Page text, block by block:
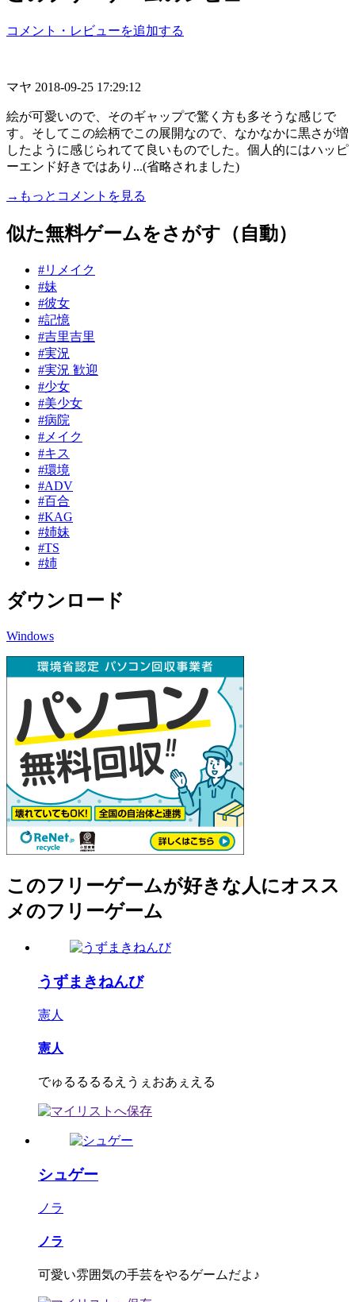
コメント・レビューを追加する
マヤ 2018-09-25 17:29:12
絵が可愛いので、そのギャップで驚く方も多そうな感じで
す。そしてこの絵柄でこの展開なので、なかなかに黒さが増
したように感じられてて良いものでした。個人的にはハッピ
ーエンド好きではあり...(省略されました)
→もっとコメントを見る
似た無料ゲームをさがす（自動）
#リメイク
#妹
#彼女
#記憶
#吉里吉里
#実況
#実況 歓迎
#少女
#美少女
#病院
#メイク
#キス
#環境
#ADV
#百合
#KAG
#姉妹
#TS
#姉
ダウンロード
Windows
このフリーゲームが好きな人にオスス
メのフリーゲーム
うずまきねんび
憲人
憲人
でゅるるるるえうぇおあぇえる
シュゲー
ノラ
ノラ
可愛い雰囲気の手芸をやるゲームだよ♪